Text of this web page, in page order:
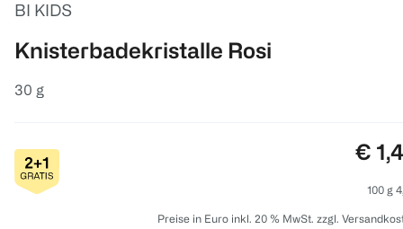
BI KIDS
Knisterbadekristalle Rosi
30 g
€
100 g
Preise in Euro inkl. 20 % MwSt. zzgl.